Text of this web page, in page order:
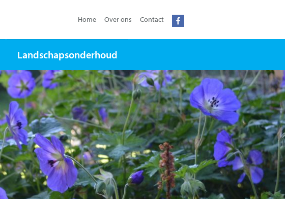
Home Over ons Contact
Landschapsonderhoud